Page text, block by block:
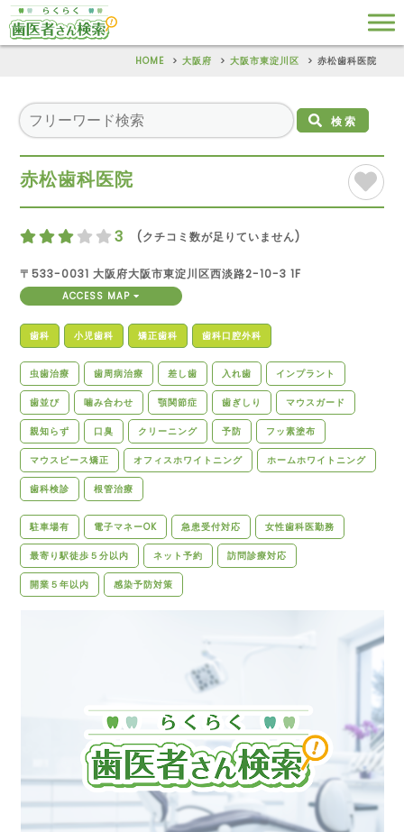
HOME 大阪府 大阪市東淀川区 赤松歯科医院
検索
赤松歯科医院
3 (クチコミ数が足りていません)
〒533-0031 大阪府大阪市東淀川区西淡路2-10-3 1F
ACCESS MAP
歯科 小児歯科 矯正歯科 歯科口腔外科
虫歯治療 歯周病治療 差し歯 入れ歯 インプラント
歯並び 噛み合わせ 顎関節症 歯ぎしり マウスガード
親知らず 口臭 クリーニング 予防 フッ素塗布
マウスピース矯正 オフィスホワイトニング ホームホワイトニング
歯科検診 根管治療
駐車場有 電子マネーOK 急患受付対応 女性歯科医勤務
最寄り駅徒歩５分以内 ネット予約 訪問診療対応
開業５年以内 感染予防対策